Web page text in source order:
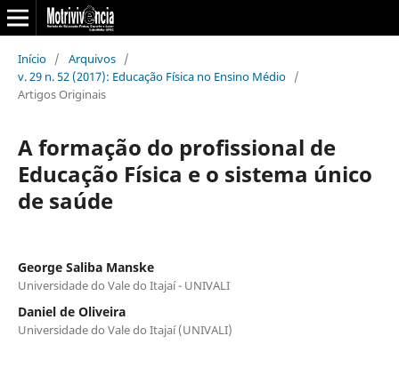
Início / Arquivos /
v. 29 n. 52 (2017): Educação Física no Ensino Médio /
Artigos Originais
A formação do profissional de
Educação Física e o sistema único
de saúde
George Saliba Manske
Universidade do Vale do Itajaí - UNIVALI
Daniel de Oliveira
Universidade do Vale do Itajaí (UNIVALI)